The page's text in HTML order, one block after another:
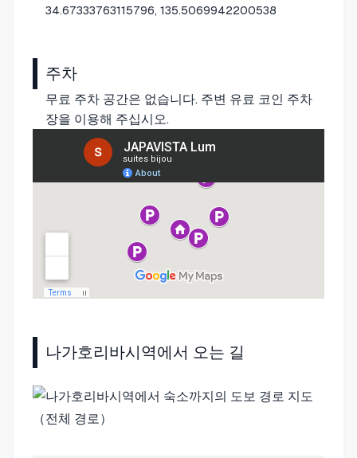
34.67333763115796, 135.5069942200538
주차
무료 주차 공간은 없습니다. 주변 유료 코인 주차
장을 이용해 주십시오.
나가호리바시역에서 오는 길